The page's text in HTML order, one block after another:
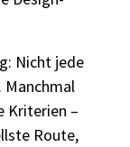
Nicht jede
Kriterien –
Route,